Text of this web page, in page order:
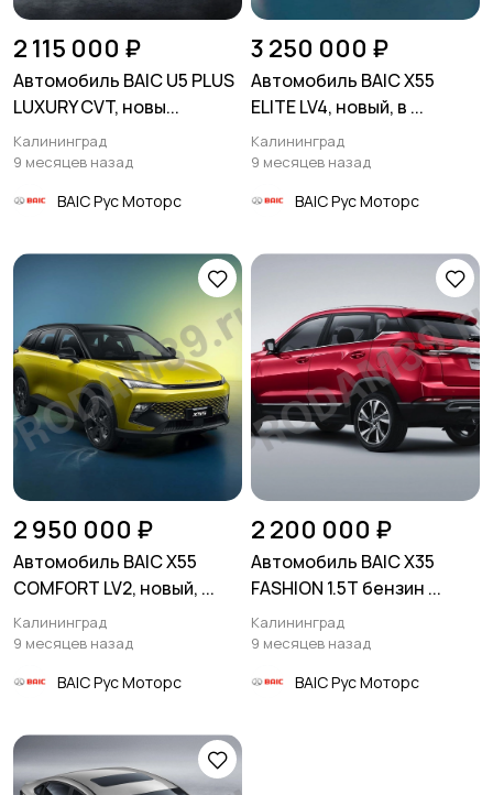
2 115 000 ₽
Автомобиль BAIC U5 PLUS
LUXURY CVT, новы...
Калининград
9 месяцев назад
BAIC Рус Моторс
3 250 000 ₽
Автомобиль BAIC X55
ELITE LV4, новый, в ...
Калининград
9 месяцев назад
BAIC Рус Моторс
2 950 000 ₽
Автомобиль BAIC X55
COMFORT LV2, новый, ...
Калининград
9 месяцев назад
BAIC Рус Моторс
2 200 000 ₽
Автомобиль BAIC X35
FASHION 1.5T бензин ...
Калининград
9 месяцев назад
BAIC Рус Моторс